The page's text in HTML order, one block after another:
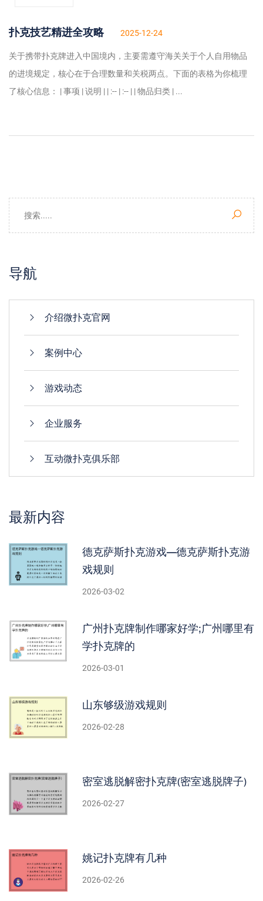
扑克技艺精进全攻略 2025-12-24
关于携带扑克牌进入中国境内，主要需遵守海关关于个人自用物品
的进境规定，核心在于合理数量和关税两点。下面的表格为你梳理
了核心信息： | 事项 | 说明 | | :-- | :-- | | 物品归类 | ...
导航
介绍微扑克官网
案例中心
游戏动态
企业服务
互动微扑克俱乐部
最新内容
德克萨斯扑克游戏—德克萨斯扑克游
戏规则
2026-03-02
广州扑克牌制作哪家好学;广州哪里有
学扑克牌的
2026-03-01
山东够级游戏规则
2026-02-28
密室逃脱解密扑克牌(密室逃脱牌子)
2026-02-27
姚记扑克牌有几种
2026-02-26